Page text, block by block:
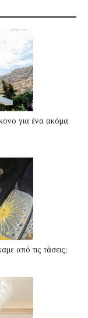
για ένα ακόμα
από τις τάσεις;